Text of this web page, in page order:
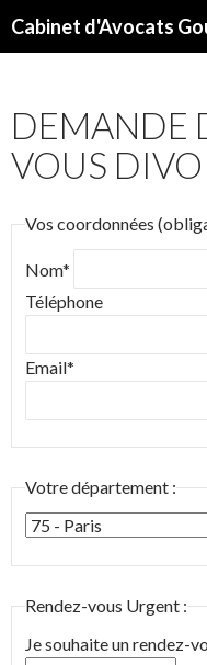
Cabinet d'Avocats
DEMANDE
VOUS
Vos coordonnées
Nom*
Téléphone
Email*
Votre département :
Je souhaite un rendez-
Rendez-vous Urgent :